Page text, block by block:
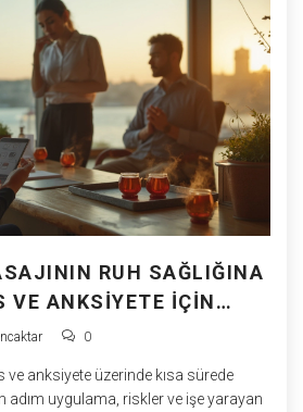
RUH SAĞLIĞINA
VE ANKSIYETE İÇIN
REHBER
0
ve anksiyete üzerinde kısa sürede
adım uygulama, riskler ve işe yarayan